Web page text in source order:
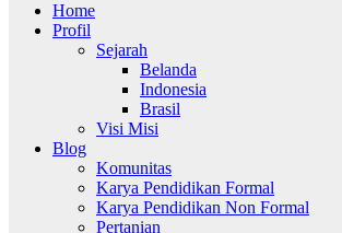
Home
Profil
Sejarah
Belanda
Indonesia
Brasil
Visi Misi
Blog
Komunitas
Karya Pendidikan Formal
Karya Pendidikan Non Formal
Pertanian